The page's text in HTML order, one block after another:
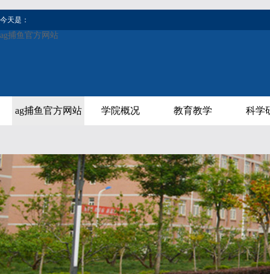
今天是：
ag捕鱼官方网站
ag捕鱼官方网站 学院概况 教育教学 科学